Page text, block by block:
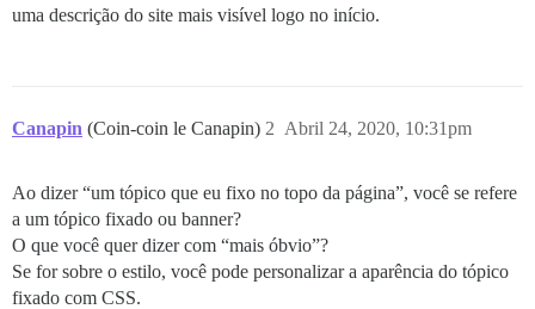
uma descrição do site mais visível logo no início.
Canapin (Coin-coin le Canapin) Abril 24, 2020, 10:31pm
2
Ao dizer “um tópico que eu fixo no topo da página”, você se refere
a um tópico fixado ou banner?
O que você quer dizer com “mais óbvio”?
Se for sobre o estilo, você pode personalizar a aparência do tópico
fixado com CSS.